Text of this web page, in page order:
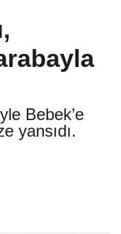
Bebek’e
yansıdı.